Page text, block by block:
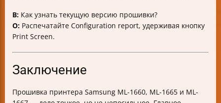
В: Как узнать текущую версию прошивки?
О: Распечатайте Configuration report, удерживая кнопку
Print Screen.
Заключение
Прошивка принтера Samsung ML-1660, ML-1665 и ML-